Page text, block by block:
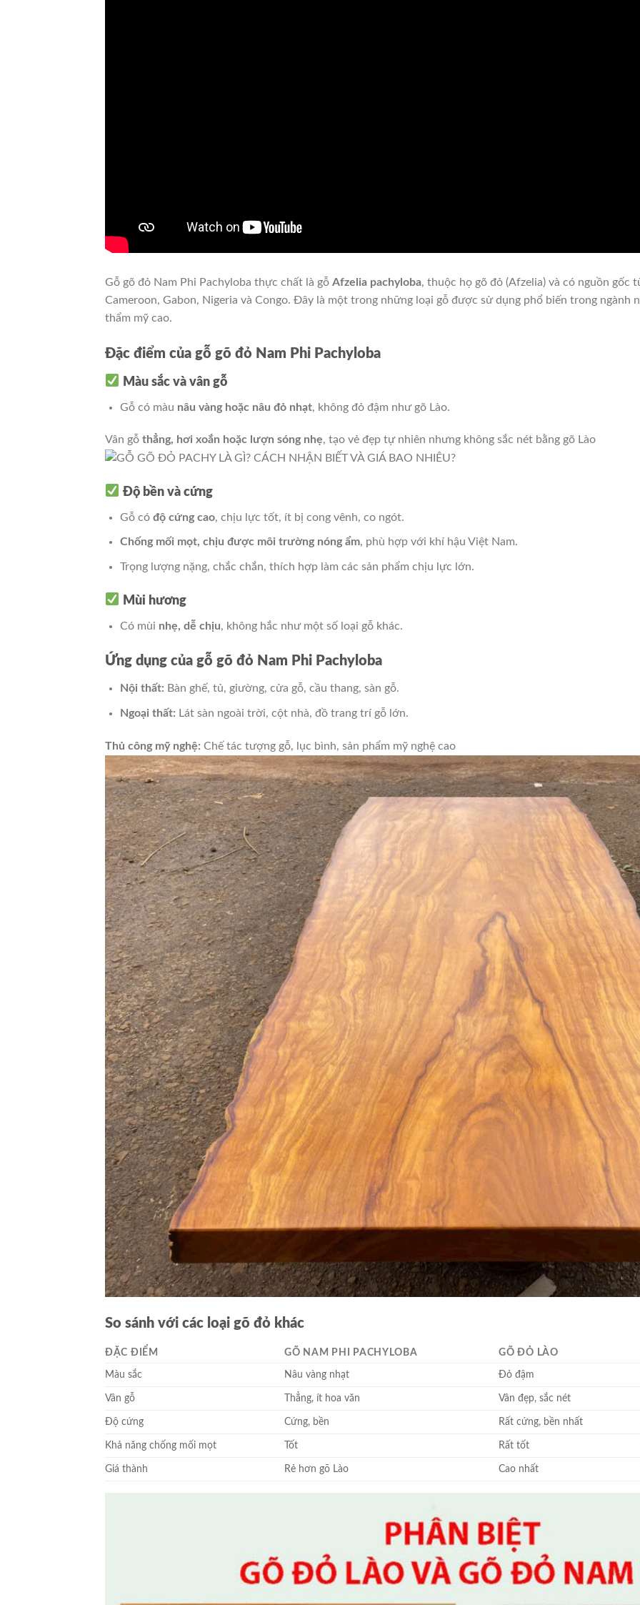
Gỗ gõ đỏ Nam Phi Pachyloba thực chất là gỗ Afzelia pachyloba, thuộc họ gõ đỏ (Afzelia) và có nguồn gốc
Cameroon, Gabon, Nigeria và Congo. Đây là một trong những loại gỗ được sử dụng phổ biến trong ngành
thẩm mỹ cao.
Đặc điểm của gỗ gõ đỏ Nam Phi Pachyloba
Màu sắc và vân gỗ
Gỗ có màu nâu vàng hoặc nâu đỏ nhạt, không đỏ đậm như gõ Lào.
Vân gỗ thẳng, hơi xoắn hoặc lượn sóng nhẹ, tạo vẻ đẹp tự nhiên nhưng không sắc nét bằng gõ Lào
Độ bền và cứng
Gỗ có độ cứng cao, chịu lực tốt, ít bị cong vênh, co ngót.
Chống mối mọt, chịu được môi trường nóng ẩm, phù hợp với khí hậu Việt Nam.
Trọng lượng nặng, chắc chắn, thích hợp làm các sản phẩm chịu lực lớn.
Mùi hương
Có mùi nhẹ, dễ chịu, không hắc như một số loại gỗ khác.
Ứng dụng của gỗ gõ đỏ Nam Phi Pachyloba
Nội thất: Bàn ghế, tủ, giường, cửa gỗ, cầu thang, sàn gỗ.
Ngoại thất: Lát sàn ngoài trời, cột nhà, đồ trang trí gỗ lớn.
Thủ công mỹ nghệ: Chế tác tượng gỗ, lục bình, sản phẩm mỹ nghệ cao
So sánh với các loại gõ đỏ khác
ĐẶC ĐIỂM GÕ NAM PHI PACHYLOBA GÕ ĐỎ LÀO
Màu sắc Nâu vàng nhạt Đỏ đậm
Vân gỗ Thẳng, ít hoa văn Vân đẹp, sắc nét
Độ cứng Cứng, bền Rất cứng, bền nhất
Khả năng chống mối mọt Tốt Rất tốt
Giá thành Rẻ hơn gõ Lào Cao nhất